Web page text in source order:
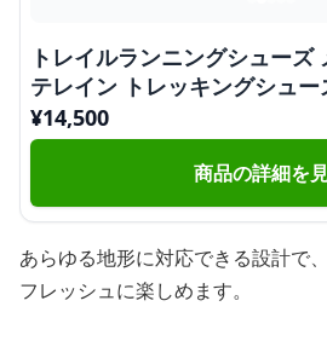
トレイルランニングシューズ
テレイン トレッキングシュー
¥14,500
商品の詳細を
あらゆる地形に対応できる設計で
フレッシュに楽しめます。